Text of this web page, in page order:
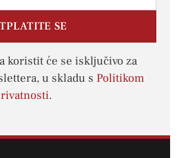
SE
koristit će se isključivo za
u skladu s Politikom
.